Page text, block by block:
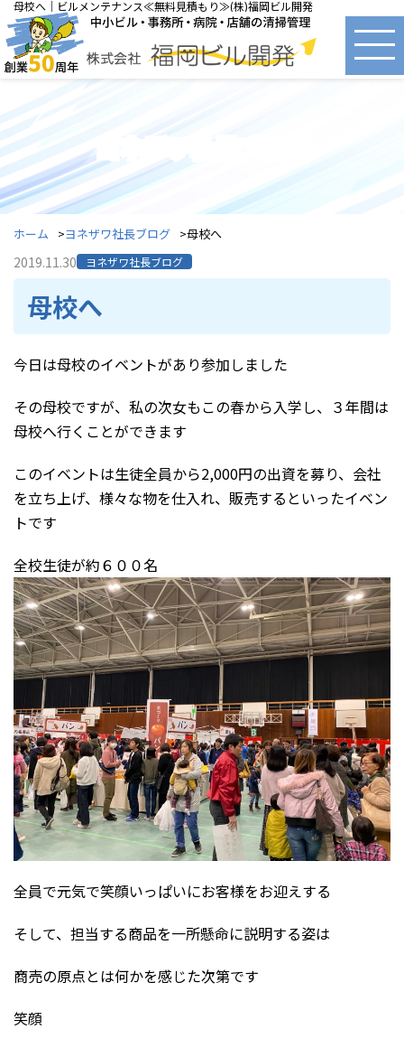
母校へ｜ビルメンテナンス≪無料見積もり≫(株)福岡ビル開発
ヨネザワ社長ブログ
ホーム ヨネザワ社長ブログ 母校へ
2019.11.30 ヨネザワ社長ブログ
母校へ
今日は母校のイベントがあり参加しました
その母校ですが、私の次女もこの春から入学し、３年間は
母校へ行くことができます
このイベントは生徒全員から2,000円の出資を募り、会社
を立ち上げ、様々な物を仕入れ、販売するといったイベン
トです
全校生徒が約６００名
全員で元気で笑顔いっぱいにお客様をお迎えする
そして、担当する商品を一所懸命に説明する姿は
商売の原点とは何かを感じた次第です
笑顔